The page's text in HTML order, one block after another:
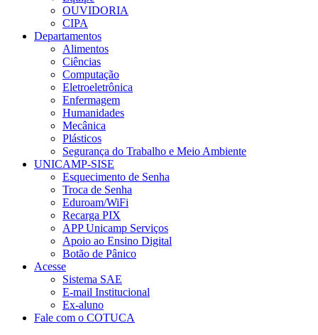
OUVIDORIA
CIPA
Departamentos
Alimentos
Ciências
Computação
Eletroeletrônica
Enfermagem
Humanidades
Mecânica
Plásticos
Segurança do Trabalho e Meio Ambiente
UNICAMP-SISE
Esquecimento de Senha
Troca de Senha
Eduroam/WiFi
Recarga PIX
APP Unicamp Serviços
Apoio ao Ensino Digital
Botão de Pânico
Acesse
Sistema SAE
E-mail Institucional
Ex-aluno
Fale com o COTUCA